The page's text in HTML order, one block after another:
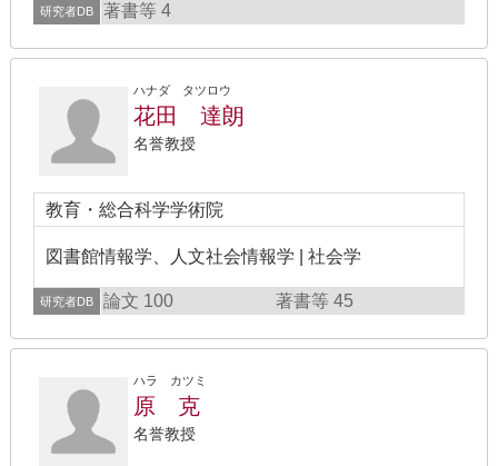
研究者DB 著書等 4
ハナダ タツロウ
花田 達朗
名誉教授
教育・総合科学学術院
図書館情報学、人文社会情報学 | 社会学
研究者DB 論文 100 著書等 45
ハラ カツミ
原 克
名誉教授